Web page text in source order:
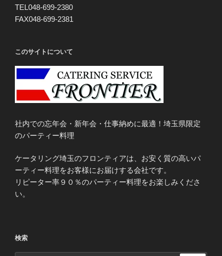
TEL048-699-2380
FAX048-699-2381
このサイトについて
社内での忘年会・新年会・仕事納めに最適！埼玉県限定
のパーティー料理
ケータリング埼玉のフロンティアは、お安く質の高いパ
ーティー料理をお客様にお届けする会社です。
リピーター率９０％のパーティー料理をお楽しみくださ
い。
検索